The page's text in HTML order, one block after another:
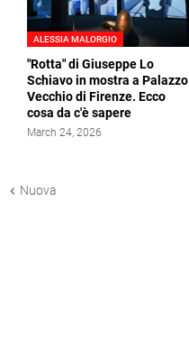
ALESSIA MALORGIO
"Rotta" di Giuseppe Lo
Schiavo in mostra a Palazzo
Vecchio di Firenze. Ecco
cosa da c'è sapere
March 24, 2026
Nuova